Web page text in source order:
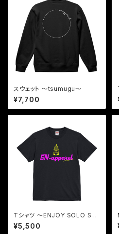
スウェット 〜tsumugu〜
¥7,700
Tシャツ 〜ENJOY SOLO SA
UNA〜
¥5,500